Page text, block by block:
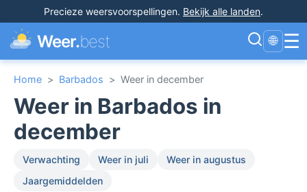
Precieze weersvoorspellingen. Bekijk alle landen.
Weer.best 🌐 ☰
Home > Barbados > Weer in december
Weer in Barbados in
december
Verwachting Weer in juli
Weer in augustus
Jaargemiddelden